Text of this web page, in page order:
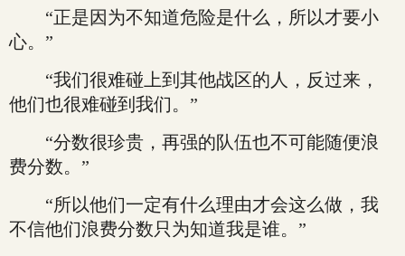
“正是因为不知道危险是什么，所以才要小
心。”
“我们很难碰上到其他战区的人，反过来，
他们也很难碰到我们。”
“分数很珍贵，再强的队伍也不可能随便浪
费分数。”
“所以他们一定有什么理由才会这么做，我
不信他们浪费分数只为知道我是谁。”